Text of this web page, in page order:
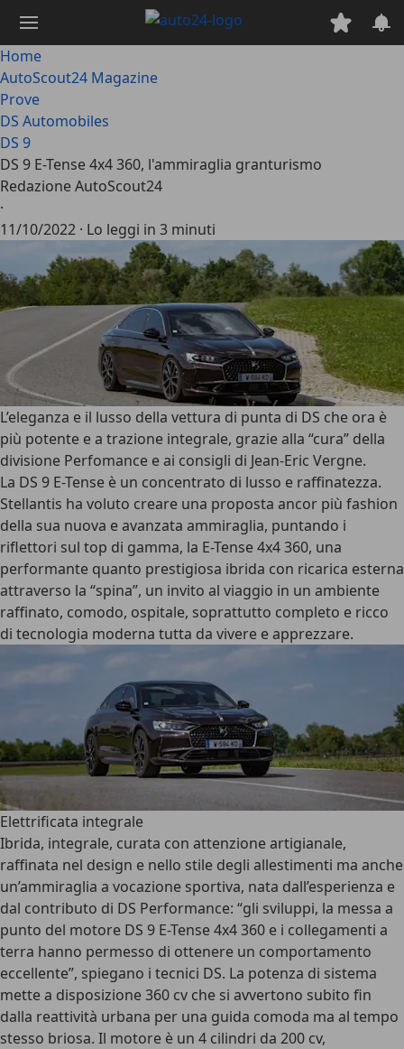
contenuto
principale
Home
AutoScout24 Magazine
Prove
DS Automobiles
DS 9
DS 9 E-Tense 4x4 360, l'ammiraglia granturismo
Redazione AutoScout24
·
11/10/2022 · Lo leggi in 3 minuti
L’eleganza e il lusso della vettura di punta di DS che ora è
più potente e a trazione integrale, grazie alla “cura” della
divisione Perfomance e ai consigli di Jean-Eric Vergne.
La DS 9 E-Tense è un concentrato di lusso e raffinatezza.
Stellantis ha voluto creare una proposta ancor più fashion
della sua nuova e avanzata ammiraglia, puntando i
riflettori sul top di gamma, la E-Tense 4x4 360, una
performante quanto prestigiosa ibrida con ricarica esterna
attraverso la “spina”, un invito al viaggio in un ambiente
raffinato, comodo, ospitale, soprattutto completo e ricco
di tecnologia moderna tutta da vivere e apprezzare.
Elettrificata integrale
Ibrida, integrale, curata con attenzione artigianale,
raffinata nel design e nello stile degli allestimenti ma anche
un’ammiraglia a vocazione sportiva, nata dall’esperienza e
dal contributo di DS Performance: “gli sviluppi, la messa a
punto del motore DS 9 E-Tense 4x4 360 e i collegamenti a
terra hanno permesso di ottenere un comportamento
eccellente”, spiegano i tecnici DS. La potenza di sistema
mette a disposizione 360 cv che si avvertono subito fin
dalla reattività urbana per una guida comoda ma al tempo
stesso briosa. Il motore è un 4 cilindri da 200 cv,